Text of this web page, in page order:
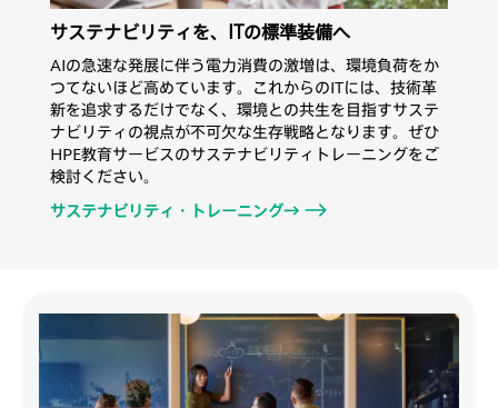
サステナビリティを、ITの標準装備へ
AIの急速な発展に伴う電力消費の激増は、環境負荷をか
つてないほど高めています。これからのITには、技術革
新を追求するだけでなく、環境との共生を目指すサステ
ナビリティの視点が不可欠な生存戦略となります。ぜひ
HPE教育サービスのサステナビリティトレーニングをご
検討ください。
サステナビリティ・トレーニング→